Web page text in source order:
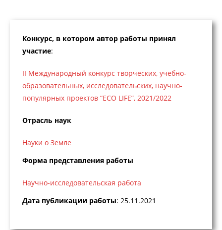
Конкурс, в котором автор работы принял
участие:
II Международный конкурс творческих, учебно-
образовательных, исследовательских, научно-
популярных проектов “ECO LIFE”, 2021/2022
Отрасль наук
Науки о Земле
Форма представления работы
Научно-исследовательская работа
Дата публикации работы: 25.11.2021